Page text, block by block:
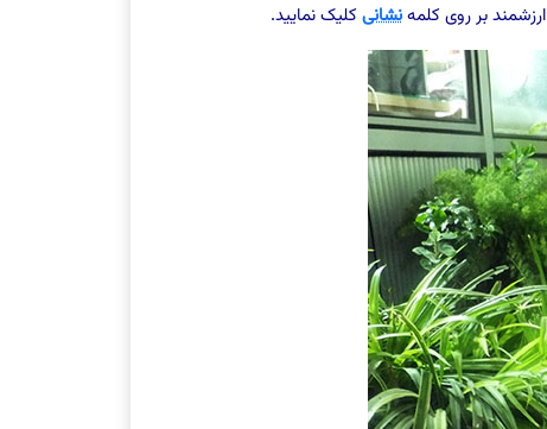
ارزشمند بر روی کلمهنشانیکلیک نمایید.